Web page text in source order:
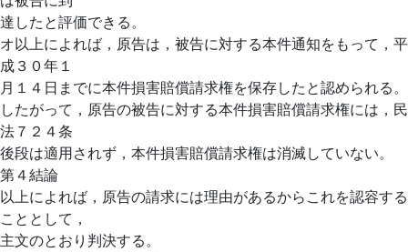
達したと評価できる。
オ以上によれば，原告は，被告に対する本件通知をもって，平
成３０年１
月１４日までに本件損害賠償請求権を保存したと認められる。
したがって，原告の被告に対する本件損害賠償請求権には，民
法７２４条
後段は適用されず，本件損害賠償請求権は消滅していない。
第４結論
以上によれば，原告の請求には理由があるからこれを認容する
こととして，
主文のとおり判決する。